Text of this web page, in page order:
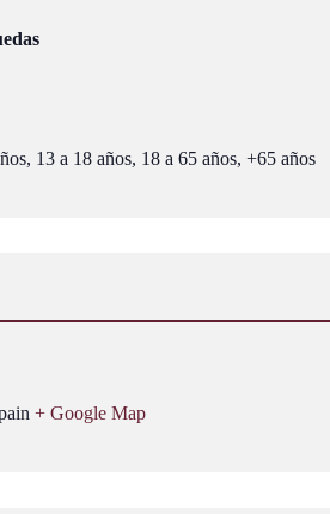
13 a 18 años, 18 a 65 años, +65 años
+ Google Map